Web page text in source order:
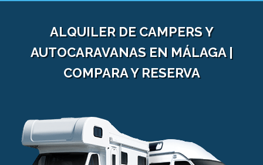
ALQUILER DE CAMPERS Y
AUTOCARAVANAS EN MÁLAGA |
COMPARA Y RESERVA